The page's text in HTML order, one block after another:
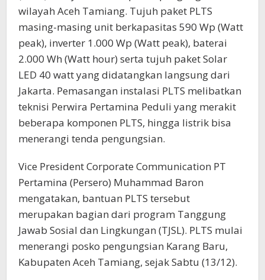
wilayah Aceh Tamiang. Tujuh paket PLTS
masing-masing unit berkapasitas 590 Wp (Watt
peak), inverter 1.000 Wp (Watt peak), baterai
2.000 Wh (Watt hour) serta tujuh paket Solar
LED 40 watt yang didatangkan langsung dari
Jakarta. Pemasangan instalasi PLTS melibatkan
teknisi Perwira Pertamina Peduli yang merakit
beberapa komponen PLTS, hingga listrik bisa
menerangi tenda pengungsian.
Vice President Corporate Communication PT
Pertamina (Persero) Muhammad Baron
mengatakan, bantuan PLTS tersebut
merupakan bagian dari program Tanggung
Jawab Sosial dan Lingkungan (TJSL). PLTS mulai
menerangi posko pengungsian Karang Baru,
Kabupaten Aceh Tamiang, sejak Sabtu (13/12).